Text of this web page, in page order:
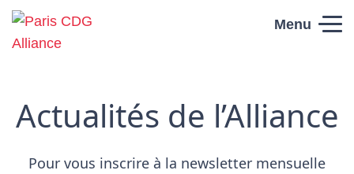
Skip to content
Menu
Actualités de l’Alliance
Pour vous inscrire à la newsletter mensuelle